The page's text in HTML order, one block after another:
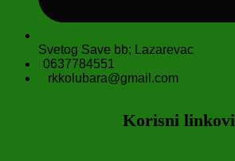
Svetog Save bb; Lazarevac
0637784551
rkkolubara@gmail.com
Korisni linkovi